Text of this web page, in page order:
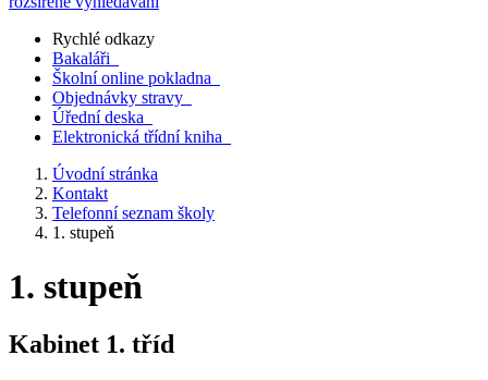
Rychlé odkazy
Bakaláři
Školní online pokladna
Objednávky stravy
Úřední deska
Elektronická třídní kniha
Úvodní stránka
Kontakt
Telefonní seznam školy
1. stupeň
1. stupeň
Kabinet 1. tříd